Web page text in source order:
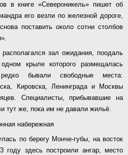
в книге «Североникель» пишет об
его везли по железной дороге,
поставить около сотни столбов
зал ожидания, поодаль
крыле которого размещалась
бывали свободные места:
Кировска, Ленинграда и Москвы
Специалисты, прибывавшие на
тут же, пока им не давали жильё.
набережная
по берегу Монче-губы, на восток
здесь построили ангар, место